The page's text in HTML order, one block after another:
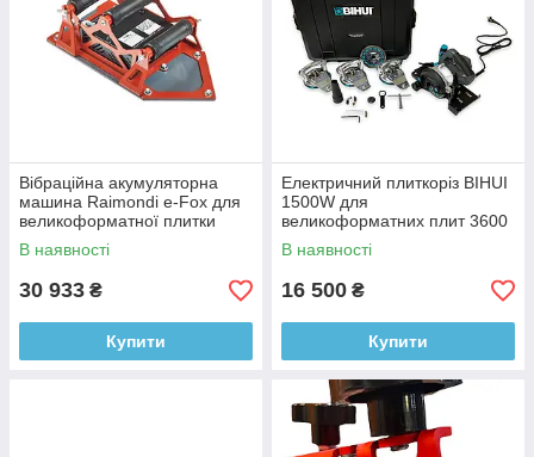
Вібраційна акумуляторна
машина Raimondi e-Fox для
великоформатної плитки
(321BATPRR)
В наявності
30 933 ₴
Купити
Електричний плиткоріз BIHUI
1500W для
великоформатних плит 3600
мм (без напрямних) (LFEC)
В наявності
16 500 ₴
Купити